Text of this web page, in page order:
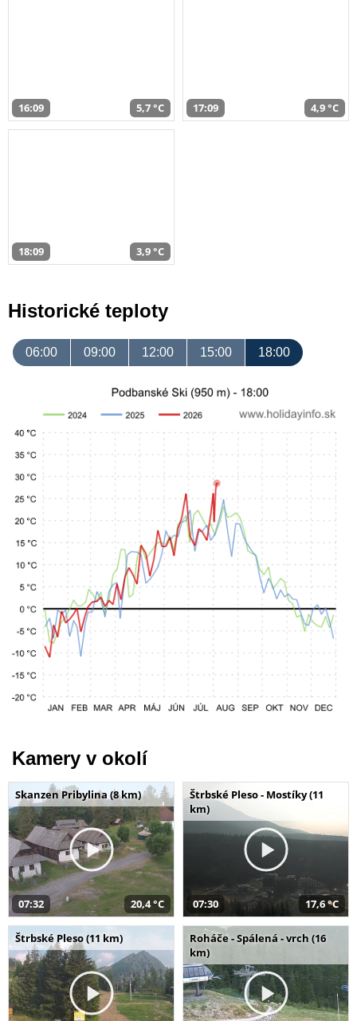
16:09 5,7 °C 17:09 4,9 °C
18:09 3,9 °C
Historické teploty
06:00 09:00 12:00 15:00 18:00
Kamery v okolí
Skanzen Pribylina (8 km)
07:32 20,4 °C
Štrbské Pleso - Mostíky (11
km)
07:30 17,6 °C
Štrbské Pleso (11 km)
Roháče - Spálená - vrch (16
km)